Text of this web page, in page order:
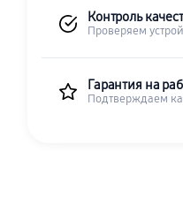
Контроль
Проверяем
Гарантия на
Подтверждаем